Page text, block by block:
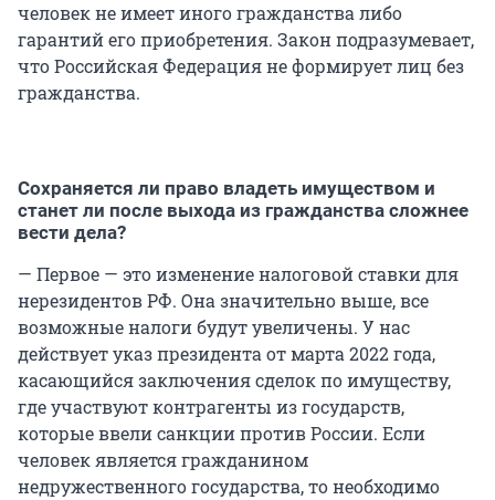
человек не имеет иного гражданства либо
гарантий его приобретения. Закон подразумевает,
что Российская Федерация не формирует лиц без
гражданства.
Сохраняется ли право владеть имуществом и
станет ли после выхода из гражданства сложнее
вести дела?
— Первое — это изменение налоговой ставки для
нерезидентов РФ. Она значительно выше, все
возможные налоги будут увеличены. У нас
действует указ президента от марта 2022 года,
касающийся заключения сделок по имуществу,
где участвуют контрагенты из государств,
которые ввели санкции против России. Если
человек является гражданином
недружественного государства, то необходимо